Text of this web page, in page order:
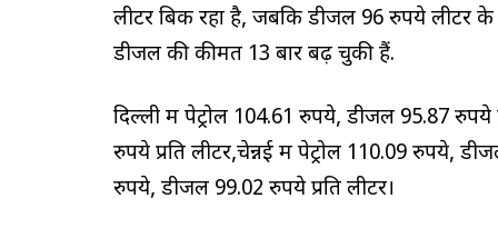
लीटर बिक रहा है, जबकि डीजल 96 रुपये लीटर
डीजल की कीमतें 13 बार बढ़ चुकी हैं.
दिल्ली में पेट्रोल 104.61 रुपये, डीजल 95.87
रुपये प्रति लीटर,चेन्नई में पेट्रोल 110.09 रुपये,
रुपये, डीजल 99.02 रुपये प्रति लीटर।